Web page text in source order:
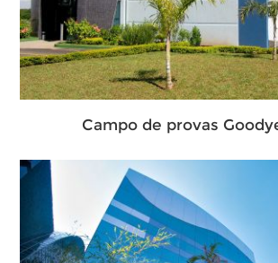
Campo de provas